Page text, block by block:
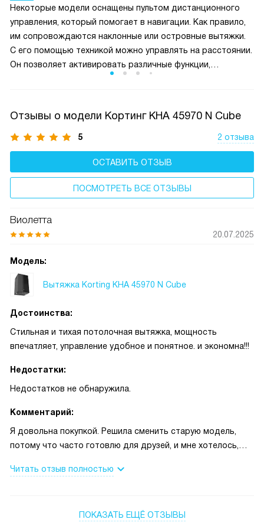
Некоторые модели оснащены пультом дистанционного
управления, который помогает в навигации. Как правило,
им сопровождаются наклонные или островные вытяжки.
С его помощью техникой можно управлять на расстоянии.
Он позволяет активировать различные функции,
Отзывы о модели Кортинг KHA 45970 N Cube
5 2 отзыва
ОСТАВИТЬ ОТЗЫВ
ПОСМОТРЕТЬ ВСЕ ОТЗЫВЫ
Виолетта
20.07.2025
Модель:
Вытяжка Korting KHA 45970 N Cube
Достоинства:
Стильная и тихая потолочная вытяжка, мощность
впечатляет, управление удобное и понятное. и экономна!!!
Недостатки:
Недостатков не обнаружила.
Комментарий:
Я довольна покупкой. Решила сменить старую модель,
потому что часто готовлю для друзей, и мне хотелось,
Установили потолочный вариант над островом —
сидят, я включаю мягкое освещение и одну из скоростей
Читать отзыв полностью
ПОКАЗАТЬ ЕЩЁ ОТЗЫВЫ